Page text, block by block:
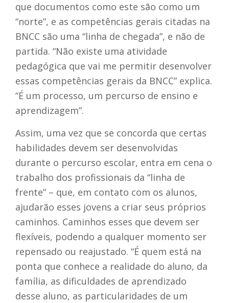
que documentos como este são como um
“norte”, e as competências gerais citadas na
BNCC são uma “linha de chegada”, e não de
partida. “Não existe uma atividade
pedagógica que vai me permitir desenvolver
essas competências gerais da BNCC” explica.
“É um processo, um percurso de ensino e
aprendizagem”.
Assim, uma vez que se concorda que certas
habilidades devem ser desenvolvidas
durante o percurso escolar, entra em cena o
trabalho dos profissionais da “linha de
frente” – que, em contato com os alunos,
ajudarão esses jovens a criar seus próprios
caminhos. Caminhos esses que devem ser
flexíveis, podendo a qualquer momento ser
repensado ou reajustado. “É quem está na
ponta que conhece a realidade do aluno, da
família, as dificuldades de aprendizado
desse aluno, as particularidades de um